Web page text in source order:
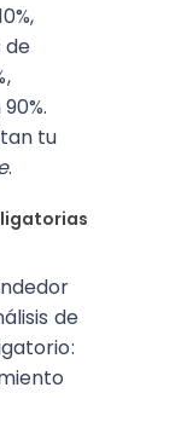
de
tu
.
de